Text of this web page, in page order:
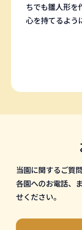
ちでも雛人形を
心を持てるよう
当園に関するご質
各園へのお電話、
せください。